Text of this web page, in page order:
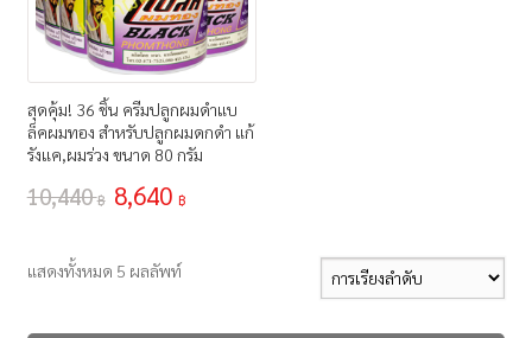
สุดคุ้ม! 36 ชิ้น ครีมปลูกผมดำแบ
ล็คผมทอง สำหรับปลูกผมดกดำ แก้
รังแค,ผมร่วง ขนาด 80 กรัม
10,440฿ 8,640 ฿
แสดงทั้งหมด 5 ผลลัพท์